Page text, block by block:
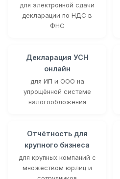
для электронной сдачи
декларации по НДС в
ФНС
Декларация УСН
онлайн
для ИП и ООО на
упрощённой системе
налогообложения
Отчётность для
крупного бизнеса
для крупных компаний с
множеством юрлиц и